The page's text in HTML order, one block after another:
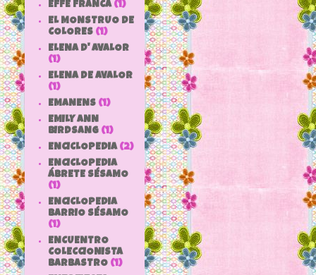
EFFE FRANCA (1)
EL MONSTRUO DE
COLORES (1)
ELENA D' AVALOR
(1)
ELENA DE AVALOR
(1)
EMANENS (1)
EMILY ANN
BIRDSANG (1)
ENCICLOPEDIA (2)
ENCICLOPEDIA
ÁBRETE SÉSAMO
(1)
ENCICLOPEDIA
BARRIO SÉSAMO
(1)
ENCUENTRO
COLECCIONISTA
BARBASTRO (1)